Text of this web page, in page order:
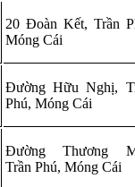
20 Đoàn Kết, Trần
Móng Cái
Đường Hữu Nghị,
Phú, Móng Cái
Đường Thương
Trần Phú, Móng Cái